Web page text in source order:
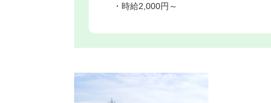
・時給2,000円～